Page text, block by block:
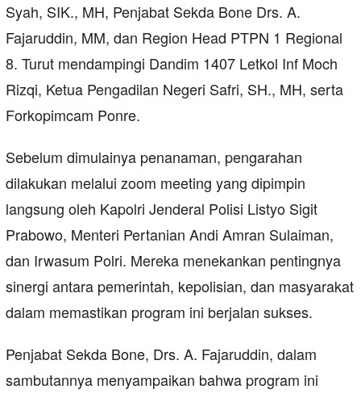
Syah, SIK., MH, Penjabat Sekda Bone Drs. A.
Fajaruddin, MM, dan Region Head PTPN 1 Regional
8. Turut mendampingi Dandim 1407 Letkol Inf Moch
Rizqi, Ketua Pengadilan Negeri Safri, SH., MH, serta
Forkopimcam Ponre.
Sebelum dimulainya penanaman, pengarahan
dilakukan melalui zoom meeting yang dipimpin
langsung oleh Kapolri Jenderal Polisi Listyo Sigit
Prabowo, Menteri Pertanian Andi Amran Sulaiman,
dan Irwasum Polri. Mereka menekankan pentingnya
sinergi antara pemerintah, kepolisian, dan masyarakat
dalam memastikan program ini berjalan sukses.
Penjabat Sekda Bone, Drs. A. Fajaruddin, dalam
sambutannya menyampaikan bahwa program ini